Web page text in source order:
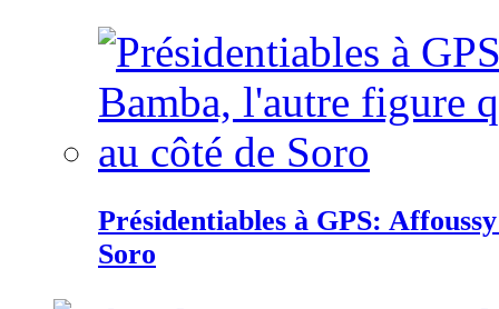
Présidentiables à GPS:
Soro